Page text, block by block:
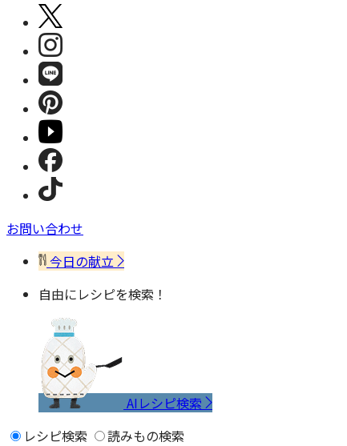
お問い合わせ
今日の献立
自由にレシピを検索！
AIレシピ検索
レシピ検索
読みもの検索